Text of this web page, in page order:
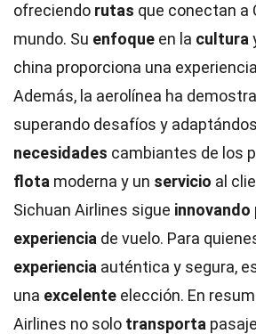
ofreciendo rutas que conectan a
mundo. Su enfoque en la cultura
china proporciona una
Además, la aerolínea ha
superando desafíos y
necesidades cambiantes de los
flota moderna y un servicio al
Sichuan Airlines sigue innovando
experiencia de vuelo. Para
experiencia auténtica y segura,
una excelente elección. En
Airlines no solo transporta